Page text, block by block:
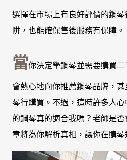
選擇在市場上有良好評價的鋼
阱，也能確保售後服務有保障。
當你決定學鋼琴並需要購買二
會熱心地向你推薦鋼琴品牌，
琴行購買。不過，這時許多人
的鋼琴真的適合我嗎？老師是
章將為你解析真相，讓你在購琴